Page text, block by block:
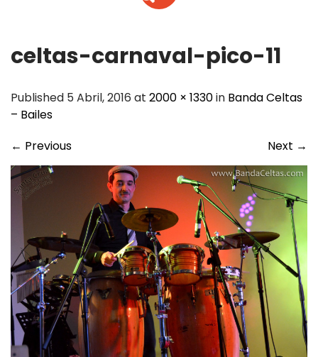
celtas-carnaval-pico-11
Published 5 Abril, 2016 at 2000 × 1330in Banda Celtas
– Bailes
← Previous Next →